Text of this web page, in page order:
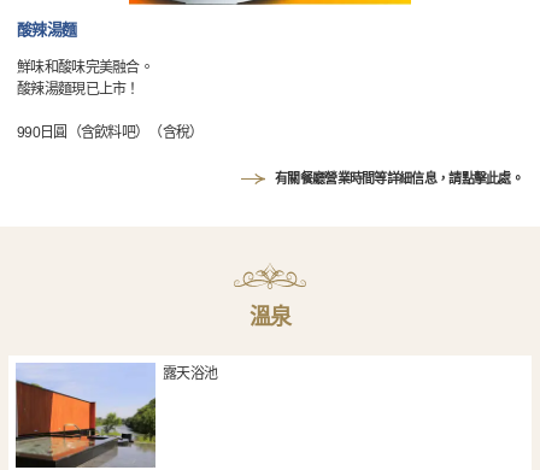
酸辣湯麵
鮮味和酸味完美融合。
酸辣湯麵現已上市！
990日圓（含飲料吧）（含稅）
有關餐廳營業時間等詳細信息，請點擊此處。
溫泉
露天浴池